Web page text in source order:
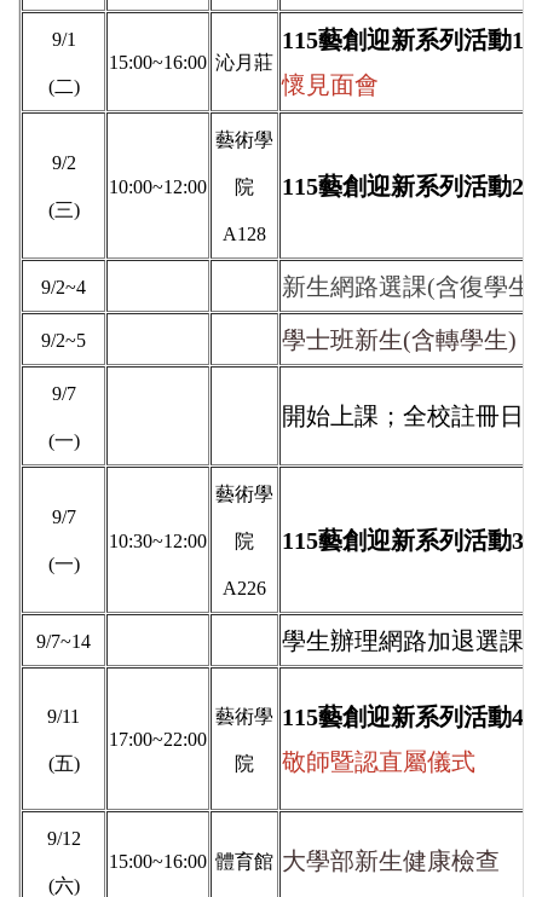
9/1
(二)
15:00~16:00 沁月莊
115藝創迎新系列活動1
懷見面會
9/2
(三)
10:00~12:00
藝術學
院
A128
115藝創迎新系列活動2
9/2~4 新生網路選課(含復學生
9/2~5 學士班新生(含轉學生)
9/7
(一)
開始上課；全校註冊日
9/7
(一)
10:30~12:00
藝術學
院
A226
115藝創迎新系列活動3
9/7~14 學生辦理網路加退選課
9/11
(五)
17:00~22:00
藝術學
院
115藝創迎新系列活動4
敬師暨認直屬儀式
9/12
(六)
15:00~16:00 體育館 大學部新生健康檢查